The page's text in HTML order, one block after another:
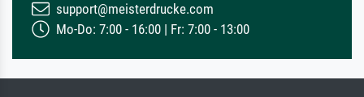
support@meisterdrucke.com
Mo-Do: 7:00 - 16:00 | Fr: 7:00 - 13:00